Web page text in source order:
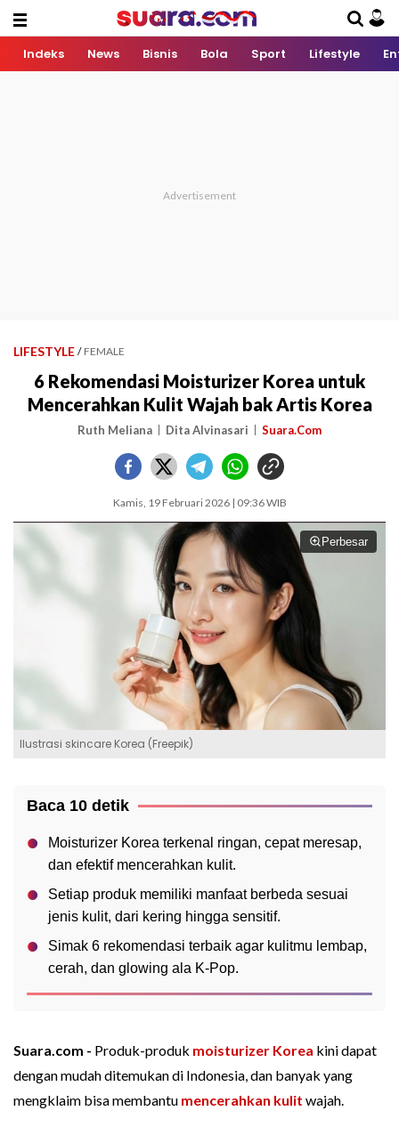
Indeks News Bisnis Bola Sport Lifestyle
LIFESTYLE / FEMALE
6 Rekomendasi Moisturizer Korea untuk
Mencerahkan Kulit Wajah bak Artis Korea
Ruth Meliana Dita Alvinasari Suara.Com
Kamis, 19 Februari 2026 | 09:36 WIB
Perbesar
Ilustrasi skincare Korea (Freepik)
Baca 10 detik
Moisturizer Korea terkenal ringan, cepat meresap,
dan efektif mencerahkan kulit.
Setiap produk memiliki manfaat berbeda sesuai
jenis kulit, dari kering hingga sensitif.
Simak 6 rekomendasi terbaik agar kulitmu lembap,
cerah, dan glowing ala K-Pop.
Suara.com - Produk-produk moisturizer Korea kini dapat
dengan mudah ditemukan di Indonesia, dan banyak yang
mengklaim bisa membantu mencerahkan kulit wajah.